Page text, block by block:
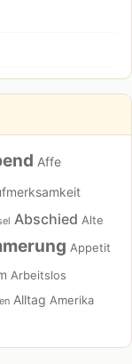
Affe
Abschied Alte
Appetit
Arbeitslos
Alltag Amerika